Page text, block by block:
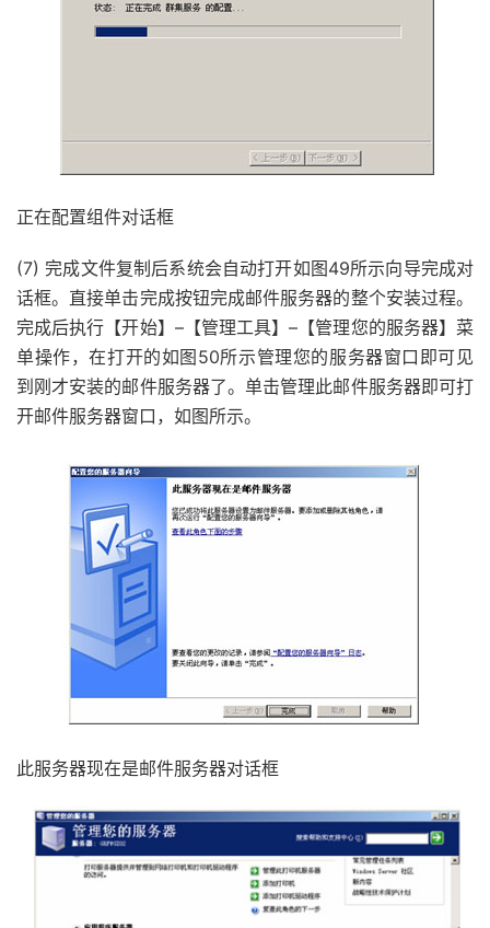
正在配置组件对话框
(7) 完成文件复制后系统会自动打开如图49所示向导完成对
话框。直接单击完成按钮完成邮件服务器的整个安装过程。
完成后执行【开始】–【管理工具】–【管理您的服务器】菜
单操作，在打开的如图50所示管理您的服务器窗口即可见
到刚才安装的邮件服务器了。单击管理此邮件服务器即可打
开邮件服务器窗口，如图所示。
此服务器现在是邮件服务器对话框